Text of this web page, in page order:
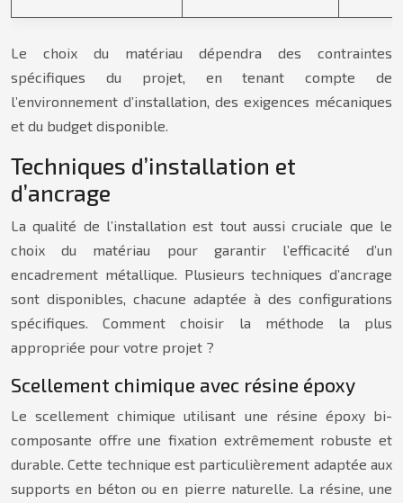
Le choix du matériau dépendra des contraintes
spécifiques du projet, en tenant compte de
l’environnement d’installation, des exigences mécaniques
et du budget disponible.
Techniques d’installation et
d’ancrage
La qualité de l’installation est tout aussi cruciale que le
choix du matériau pour garantir l’efficacité d’un
encadrement métallique. Plusieurs techniques d’ancrage
sont disponibles, chacune adaptée à des configurations
spécifiques. Comment choisir la méthode la plus
appropriée pour votre projet ?
Scellement chimique avec résine époxy
Le scellement chimique utilisant une résine époxy bi-
composante offre une fixation extrêmement robuste et
durable. Cette technique est particulièrement adaptée aux
supports en béton ou en pierre naturelle. La résine, une